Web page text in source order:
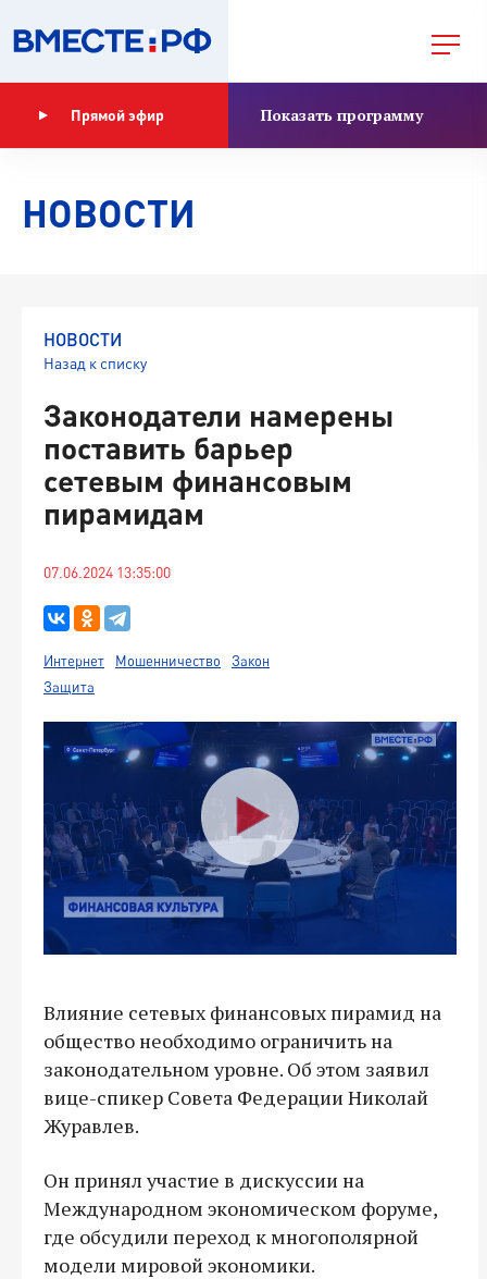
Прямой эфир Показать программу
НОВОСТИ
НОВОСТИ
Назад к списку
Законодатели намерены
поставить барьер
сетевым финансовым
пирамидам
07.06.2024 13:35:00
Интернет Мошенничество
Закон
Защита
Влияние сетевых финансовых пирамид на
общество необходимо ограничить на
законодательном уровне. Об этом заявил
вице-спикер Совета Федерации Николай
Журавлев.
Он принял участие в дискуссии на
Международном экономическом форуме,
где обсудили переход к многополярной
модели мировой экономики.